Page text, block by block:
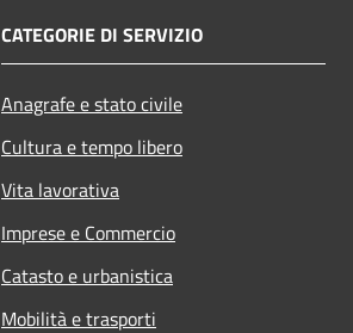
CATEGORIE DI SERVIZIO
Anagrafe e stato civile
Cultura e tempo libero
Vita lavorativa
Imprese e Commercio
Catasto e urbanistica
Mobilità e trasporti